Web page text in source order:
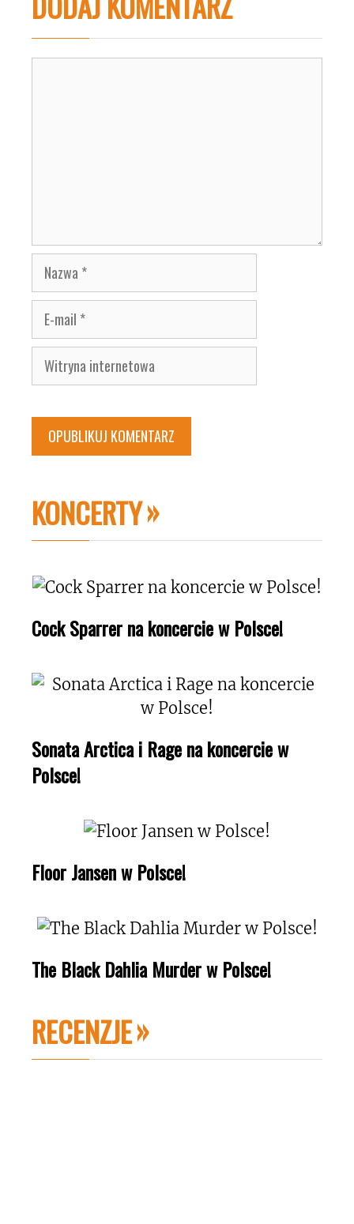
Nazwa
E-
mail
Witryna
internetowa
KONCERTY
Cock Sparrer na koncercie w Polsce!
Sonata Arctica i Rage na koncercie w
Polsce!
Floor Jansen w Polsce!
The Black Dahlia Murder w Polsce!
RECENZJE